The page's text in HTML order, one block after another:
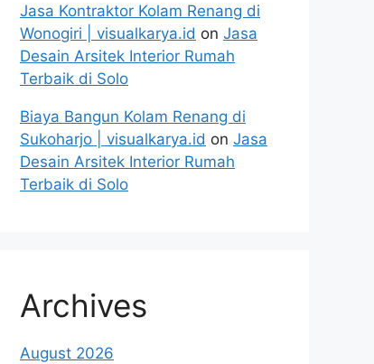
Jasa Kontraktor Kolam Renang di
Wonogiri | visualkarya.id on Jasa
Desain Arsitek Interior Rumah
Terbaik di Solo
Biaya Bangun Kolam Renang di
Sukoharjo | visualkarya.id on Jasa
Desain Arsitek Interior Rumah
Terbaik di Solo
Archives
August 2026